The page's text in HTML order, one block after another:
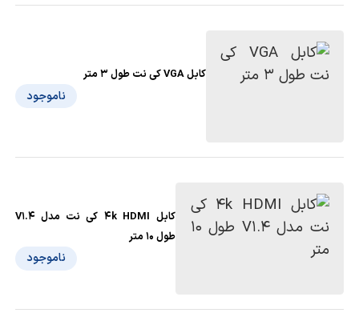
کابل VGA کی نت طول 3 متر
ناموجود
کابل 4k HDMI کی نت مدل V1.4
طول 10 متر
ناموجود